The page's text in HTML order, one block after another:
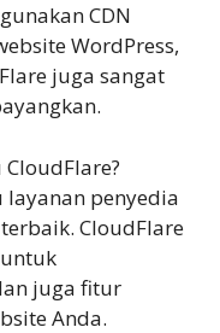
CDN
WordPress,
juga sangat
penyedia
CloudFlare
juga fitur
Anda.